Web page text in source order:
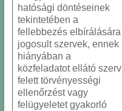
hatósági döntéseinek
tekintetében a
fellebbezés elbírálására
jogosult szervek, ennek
hiányában a
közfeladatot ellátó szerv
felett törvényességi
ellenőrzést vagy
felügyeletet gyakorló